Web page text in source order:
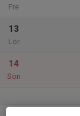
Fre
13
Lör
14
Sön